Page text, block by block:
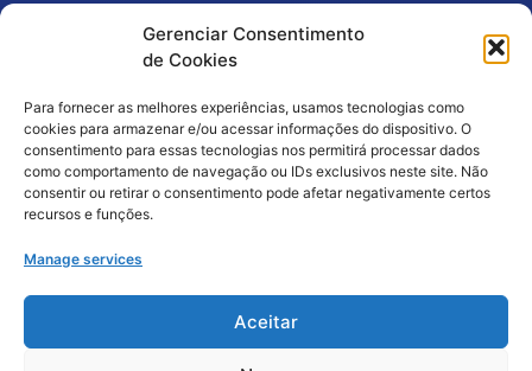
Gerenciar Consentimento
de Cookies
Para fornecer as melhores experiências, usamos tecnologias como
cookies para armazenar e/ou acessar informações do dispositivo. O
consentimento para essas tecnologias nos permitirá processar dados
como comportamento de navegação ou IDs exclusivos neste site. Não
consentir ou retirar o consentimento pode afetar negativamente certos
recursos e funções.
Manage services
Aceitar
Código de Integridade
© Todos os direitos reservados – Hospital da